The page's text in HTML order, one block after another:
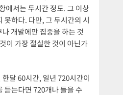
에서는 두시간 정도. 그 이상
못하다. 다만, 그 두시간의 시
개발에만 집중을 하는 것
이 가장 절실한 것이 아닌가
달 60시간, 일년 720시간이
듣는다면 720개나 들을 수